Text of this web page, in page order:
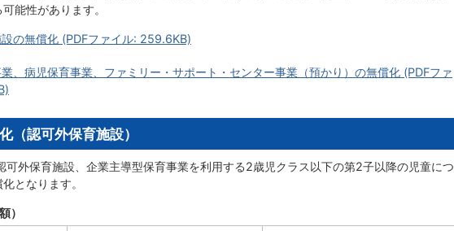
能性があります。
の無償化 (PDFファイル: 259.6KB)
、病児保育事業、ファミリー・サポート・センター事業（預かり）の無償化 (PDFファ
（認可外保育施設）
可外保育施設、企業主導型保育事業を利用する2歳児クラス以下の第2子以降の児童につ
となります。
）